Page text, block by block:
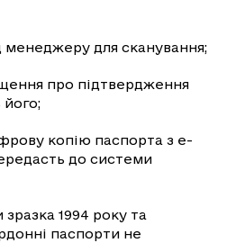
для сканування;
про підтвердження
його;
копію паспорта з е-
до системи
1994 року та
паспорти не